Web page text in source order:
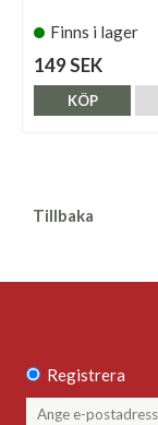
Finns i lager
149 SEK
KÖP
Tillbaka
Registrera